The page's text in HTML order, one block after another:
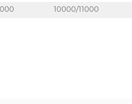
10000/11000